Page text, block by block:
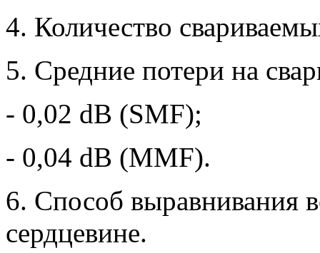
4. Количество
5. Средние потери на
- 0,02 dB (SMF);
- 0,04 dB (MMF).
6. Способ выравнивания
сердцевине.